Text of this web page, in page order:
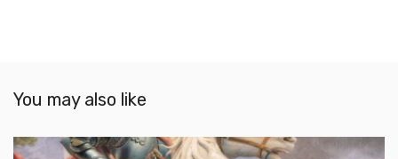
You may also like